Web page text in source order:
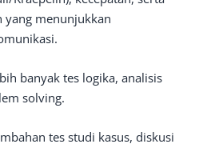
yang menunjukkan
banyak tes logika, analisis
solving.
tes studi kasus, diskusi